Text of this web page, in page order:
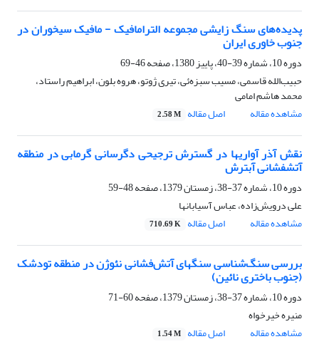
پدیده‌های سنگ زایشی مجموعه الترامافیک - مافیک سیخوران در
جنوب خاوری ایران
دوره 10، شماره 39-40، پاییز 1380، صفحه
46-69
حبیب‌الله قاسمی، مسیب سبزه‌ئی، تیری ژوتو، هروه بلون، ابراهیم راستاد،
محمد هاشم امامی
مشاهده مقاله
اصل مقاله 2.58 M
نقش آذر آواریها در گسترش ترجیحی دگرسانی گرمابی در منطقه
آتشفشانی آبترش
دوره 10، شماره 37-38، زمستان 1379، صفحه
48-59
علی درویش‌زاده، عباس آسیابانها
مشاهده مقاله
اصل مقاله 710.69 K
بررسی سنگ‌شناسی سنگهای آتش‌فشانی نئوژن در منطقه تودشک
(جنوب باختری نائین)
دوره 10، شماره 37-38، زمستان 1379، صفحه
60-71
منیره خیرخواه
مشاهده مقاله
اصل مقاله 1.54 M